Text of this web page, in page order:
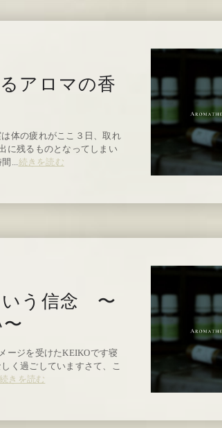
アロマの香
体の疲れがここ３日、取れ
に残るものとなってしまい
...続きを読む
いう信念 〜
ージを受けたKEIKOです寝
く過ごしていますさて、こ
きを読む